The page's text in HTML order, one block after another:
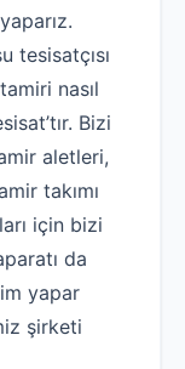
tesisatçısı
nasıl
Bizi
aletleri,
takımı
için bizi
da
yapar
şirketi